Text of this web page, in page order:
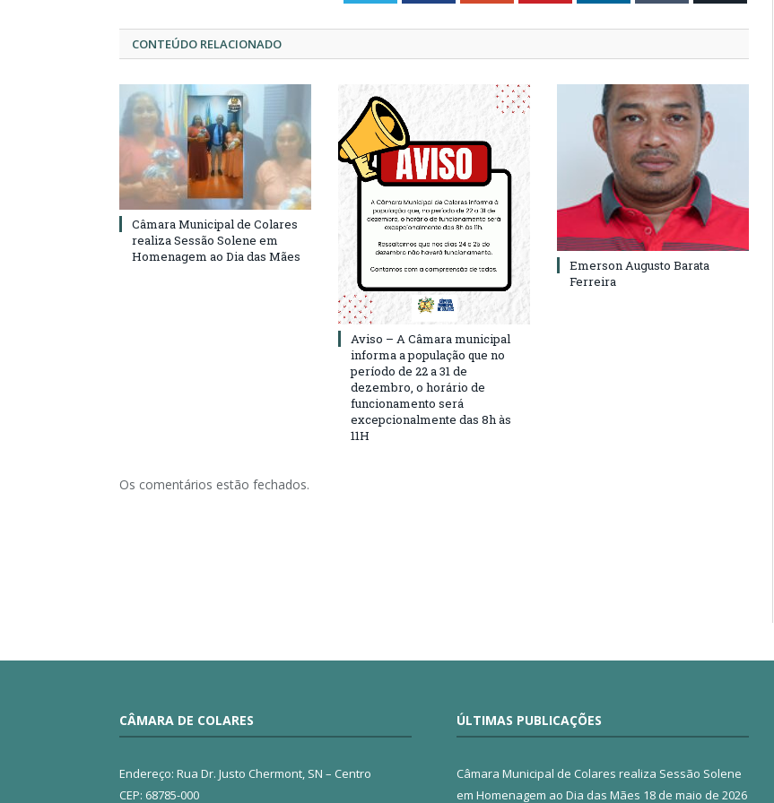
CONTEÚDO RELACIONADO
Câmara Municipal de Colares
realiza Sessão Solene em
Homenagem ao Dia das Mães
Aviso – A Câmara municipal
informa a população que no
período de 22 a 31 de
dezembro, o horário de
funcionamento será
excepcionalmente das 8h às
11H
Emerson Augusto Barata
Ferreira
Os comentários estão fechados.
CÂMARA DE COLARES
Endereço: Rua Dr. Justo Chermont, SN – Centro
CEP: 68785-000
ÚLTIMAS PUBLICAÇÕES
Câmara Municipal de Colares realiza Sessão Solene
em Homenagem ao Dia das Mães 18 de maio de 2026